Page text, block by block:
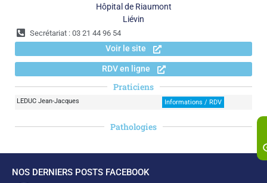
Hôpital de Riaumont
Liévin
Secrétariat : 03 21 44 96 54
Voir le site
RDV en ligne
Praticiens
LEDUC Jean-Jacques Informations / RDV
Pathologies
NOS DERNIERS POSTS FACEBOOK